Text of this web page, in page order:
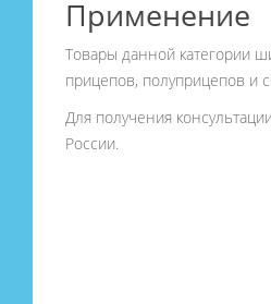
Применение
Товары данной категории
прицепов, полуприцепов и
Для получения
России.